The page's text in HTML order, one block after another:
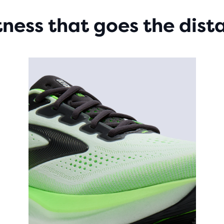
that goes the